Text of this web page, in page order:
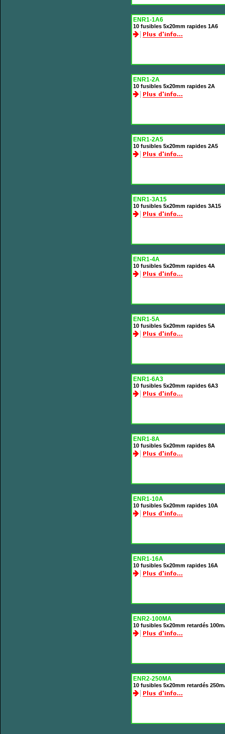
ENR1-1A6
10 fusibles 5x20mm rapides 1A6
ENR1-2A
10 fusibles 5x20mm rapides 2A
ENR1-2A5
10 fusibles 5x20mm rapides 2A5
ENR1-3A15
10 fusibles 5x20mm rapides 3A15
ENR1-4A
10 fusibles 5x20mm rapides 4A
ENR1-5A
10 fusibles 5x20mm rapides 5A
ENR1-6A3
10 fusibles 5x20mm rapides 6A3
ENR1-8A
10 fusibles 5x20mm rapides 8A
ENR1-10A
10 fusibles 5x20mm rapides 10A
ENR1-16A
10 fusibles 5x20mm rapides 16A
ENR2-100MA
10 fusibles 5x20mm retardés
ENR2-250MA
10 fusibles 5x20mm retardés